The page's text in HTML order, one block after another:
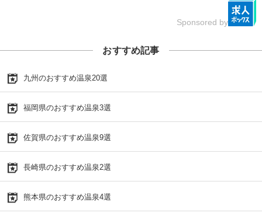
Sponsored by
おすすめ記事
九州のおすすめ温泉20選
福岡県のおすすめ温泉3選
佐賀県のおすすめ温泉9選
長崎県のおすすめ温泉2選
熊本県のおすすめ温泉4選